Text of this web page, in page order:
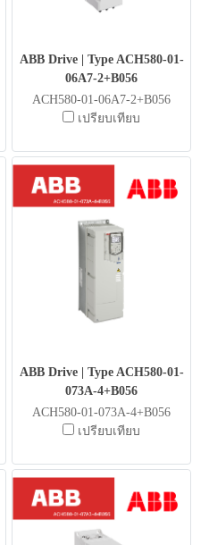
ABB Drive | Type ACH580-01-
06A7-2+B056
ACH580-01-06A7-2+B056
เปรียบเทียบ
ABB Drive | Type ACH580-01-
073A-4+B056
ACH580-01-073A-4+B056
เปรียบเทียบ